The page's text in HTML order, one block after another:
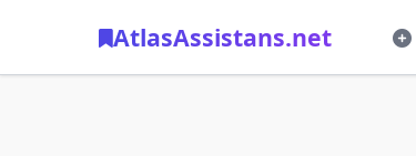
AtlasAssistans.net